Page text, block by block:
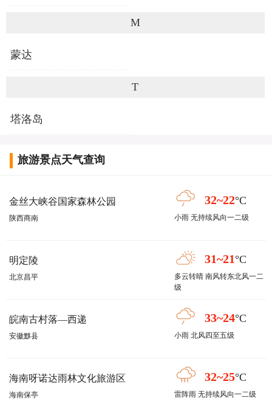
M
蒙达
T
塔洛岛
旅游景点天气查询
金丝大峡谷国家森林公园
陕西商南
32~22°C
小雨 无持续风向一二级
明定陵
北京昌平
31~21 °C
多云转晴 南风转东北风一二
级
皖南古村落—西递
安徽黟县
33~24°C
小雨 北风四至五级
海南呀诺达雨林文化旅游区
海南保亭
32~25°C
雷阵雨 无持续风向一二级